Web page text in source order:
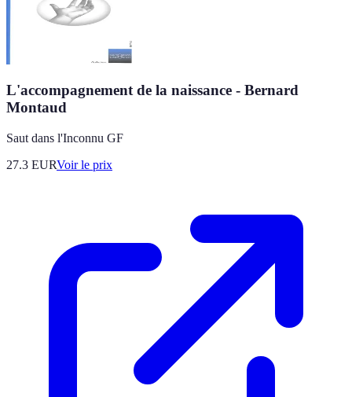
L'accompagnement de la naissance - Bernard
Montaud
Saut dans l'Inconnu GF
27.3 EURVoir le prix